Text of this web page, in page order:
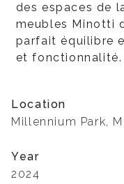
des espaces de
meubles Minotti
parfait équilibre
et fonctionnalité.
Location
Millennium Park,
Year
2024